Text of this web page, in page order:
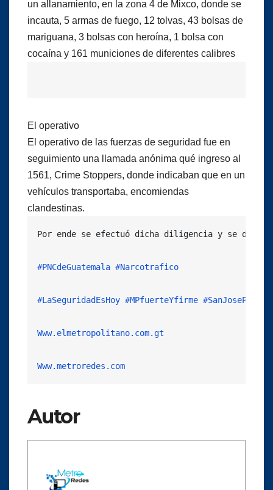
un allanamiento, en la zona 4 de Mixco, donde se
incauta, 5 armas de fuego, 12 tolvas, 43 bolsas de
mariguana, 3 bolsas con heroína, 1 bolsa con
cocaína y 161 municiones de diferentes calibres
El operativo
El operativo de las fuerzas de seguridad fue en
seguimiento una llamada anónima qué ingreso al
1561, Crime Stoppers, donde indicaban que en un
vehículos transportaba, encomiendas
clandestinas.
Por ende se efectuó dicha diligencia y se
#PNCdeGuatemala #Narcotrafico
#LaSeguridadEsHoy #MPfuerteYfirme #SanJosePinula
Www.elmetropolitano.com.gt
Www.metroredes.com
Autor